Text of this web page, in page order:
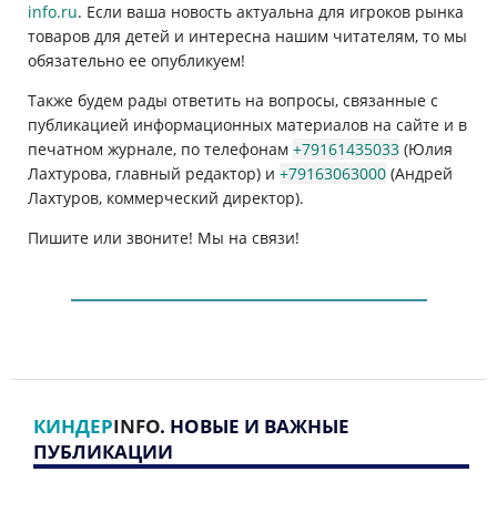
info.ru. Если ваша новость актуальна для игроков рынка
товаров для детей и интересна нашим читателям, то мы
обязательно ее опубликуем!
Также будем рады ответить на вопросы, связанные с
публикацией информационных материалов на сайте и в
печатном журнале, по телефонам +79161435033 (Юлия
Лахтурова, главный редактор) и +79163063000 (Андрей
Лахтуров, коммерческий директор).
Пишите или звоните! Мы на связи!
КИНДЕРINFO. НОВЫЕ И ВАЖНЫЕ
ПУБЛИКАЦИИ